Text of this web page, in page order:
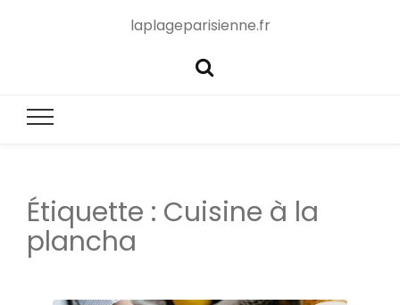
laplageparisienne.fr
Étiquette : Cuisine à la
plancha